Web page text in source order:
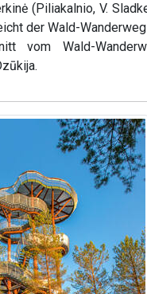
(Piliakalnio, V.
der Wald-
vom Wald-